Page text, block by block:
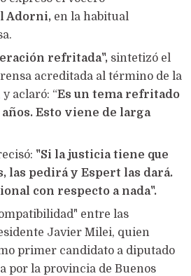
Adorni,en la habitual
refritada", sintetizó el
acreditada al término de la
aclaró: “Es un tema refritado
Esto viene de larga
"Si la justicia tiene que
las pedirá y Espert las dará.
con respecto a nada".
entre las
Javier Milei, quien
primer candidato a diputado
por la provincia de Buenos